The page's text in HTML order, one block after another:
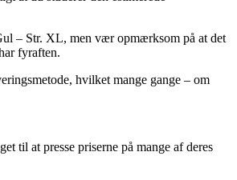
– Str. XL, men vær opmærksom på at det
fyraften.
hvilket mange gange – om
til at presse priserne på mange af deres